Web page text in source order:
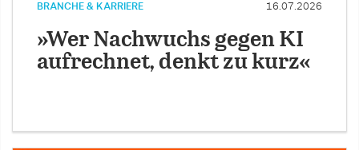
BRANCHE & KARRIERE 16.07.2026
»Wer Nachwuchs gegen KI
aufrechnet, denkt zu kurz«